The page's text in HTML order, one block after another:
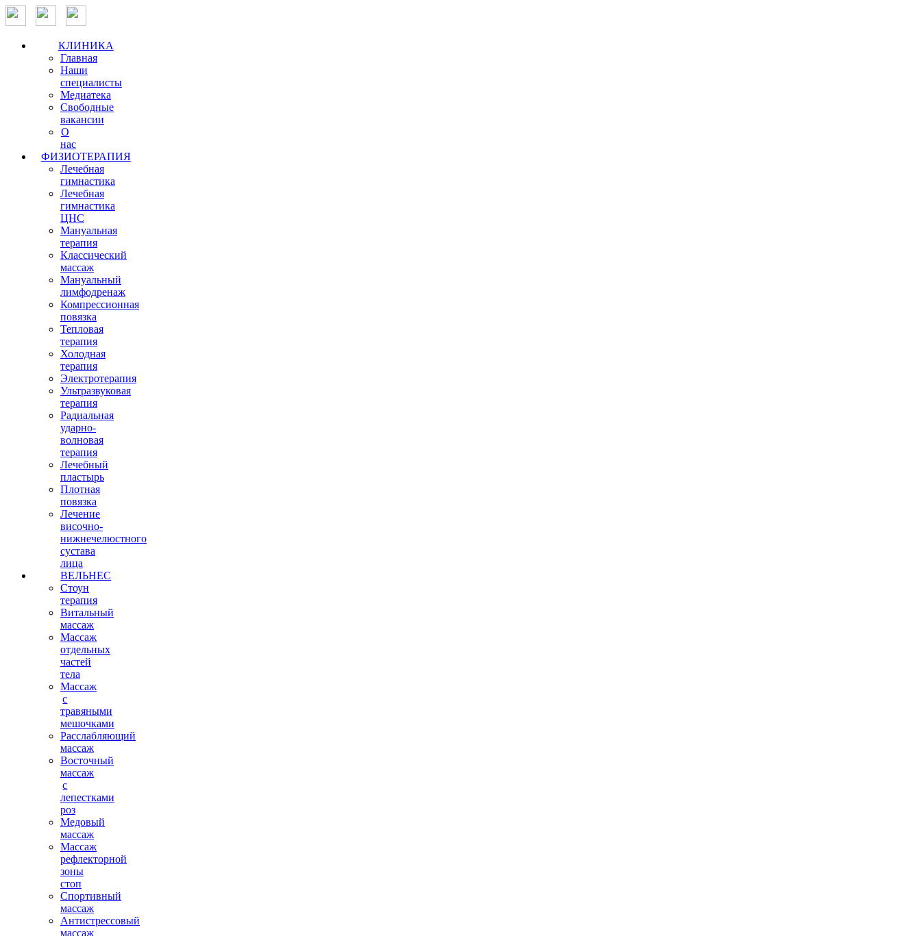
КЛИНИКА
Главная
Наши
специалисты
Медиатека
Свободные
вакансии
О
нас
ФИЗИОТЕРАПИЯ
Лечебная
гимнастика
Лечебная
гимнастика
ЦНС
Мануальная
терапия
Классический
массаж
Мануальный
лимфодренаж
Компрессионная
повязка
Тепловая
терапия
Холодная
терапия
Электротерапия
Ультразвуковая
терапия
Радиальная
ударно-
волновая
терапия
Лечебный
пластырь
Плотная
повязка
Лечение
височно-
нижнечелюстного
сустава
лица
ВЕЛЬНЕС
Стоун
терапия
Витальный
массаж
Массаж
отдельных
частей
тела
Массаж
с
травяными
мешочками
Расслабляющий
массаж
Восточный
массаж
с
лепестками
роз
Медовый
массаж
Массаж
рефлекторной
зоны
стоп
Спортивный
массаж
Антистрессовый
массаж